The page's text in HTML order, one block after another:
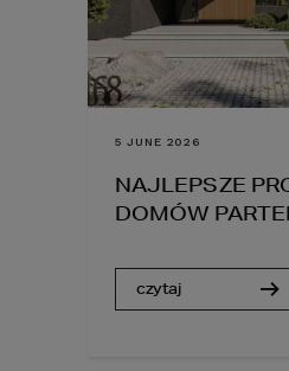
5 JUNE 2026
NAJLEPSZE
DOMÓW
czytaj